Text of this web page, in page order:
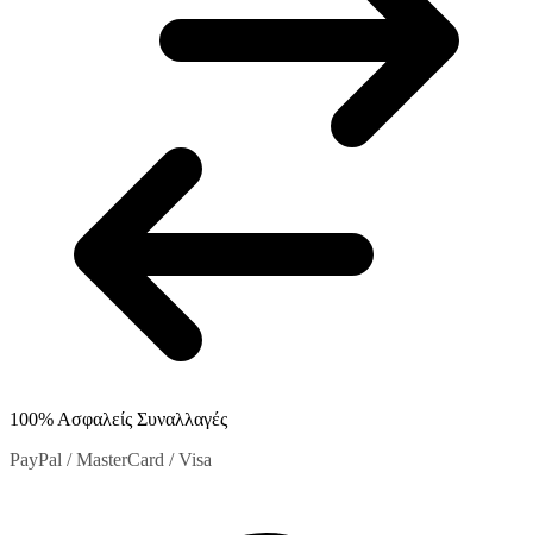
σελίδα
100% Ασφαλείς Συναλλαγές
PayPal / MasterCard / Visa